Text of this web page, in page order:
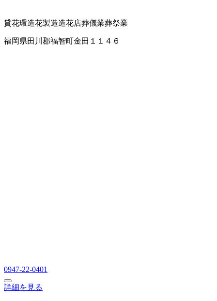
貸花環造花製造造花店葬儀業葬祭業
福岡県田川郡福智町金田１１４６
0947-22-0401
詳細を見る